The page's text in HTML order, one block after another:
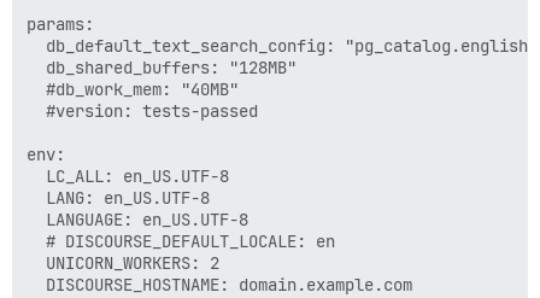
params:
  db_default_text_search_config: "pg_catalog.english"
  db_shared_buffers: "128MB"
  #db_work_mem: "40MB"
  #version: tests-passed
env:
  LC_ALL: en_US.UTF-8
  LANG: en_US.UTF-8
  LANGUAGE: en_US.UTF-8
  # DISCOURSE_DEFAULT_LOCALE: en
  UNICORN_WORKERS: 2
  DISCOURSE_HOSTNAME: domain.example.com